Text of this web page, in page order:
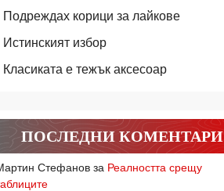
Подреждах корици за лайкове
Истинският избор
Класиката е тежък аксесоар
ПОСЛЕДНИ КОМЕНТАРИ
Стефанов за Реалността срещу